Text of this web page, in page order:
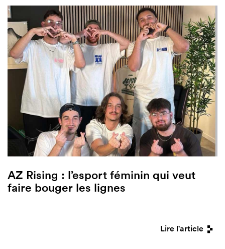
AZ Rising : l’esport féminin qui veut
faire bouger les lignes
Lire l'article